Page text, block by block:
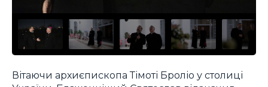
Вітаючи архиєпископа Тімоті Броліо у столиці